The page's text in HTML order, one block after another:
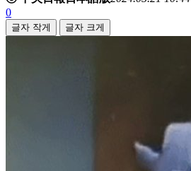
0
글자 작게 글자 크게